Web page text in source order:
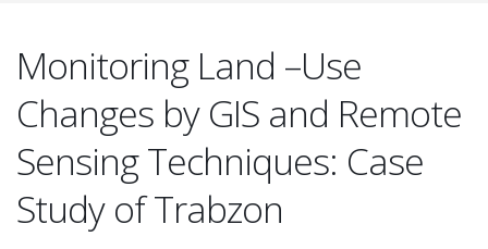
Monitoring Land –Use
Changes by GIS and Remote
Sensing Techniques: Case
Study of Trabzon